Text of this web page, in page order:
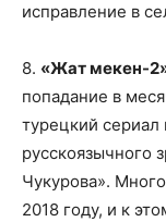
исправление в
8. «Жат мекен-
попадание в
турецкий
русскоязычного
Чукурова».
2018 году, и к